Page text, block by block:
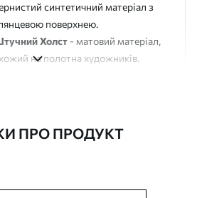
синтетичний матеріал з
поверхнею.
Холст - матовий матеріал,
на полотна художників.
додати лакове покриття.
ПРО ПРОДУКТ